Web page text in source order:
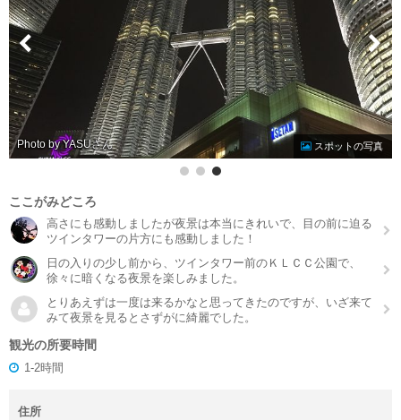
Photo by YASU スポットの写真
ここがみどころ
高さにも感動しましたが夜景は本当にきれいで、目の前に迫る
ツインタワーの片方にも感動しました！
日の入りの少し前から、ツインタワー前のＫＬＣＣ公園で、
徐々に暗くなる夜景を楽しみました。
とりあえずは一度は来るかなと思ってきたのですが、いざ来て
みて夜景を見るとさずがに綺麗でした。
観光の所要時間
1-2時間
住所